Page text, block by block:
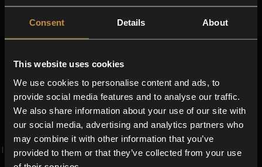
Consent Details About
This website uses cookies
We use cookies to personalise content and ads, to
provide social media features and to analyse our traffic.
We also share information about your use of our site with
our social media, advertising and analytics partners who
may combine it with other information that you’ve
provided to them or that they’ve collected from your use
Guanciale
Il nostro Guanciale di filiera
Strolghino
Il nostro irresistibile
Strolghino